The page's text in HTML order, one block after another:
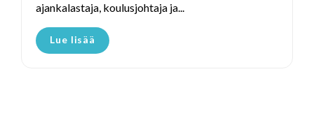
ajankalastaja, koulusjohtaja ja...
Lue lisää